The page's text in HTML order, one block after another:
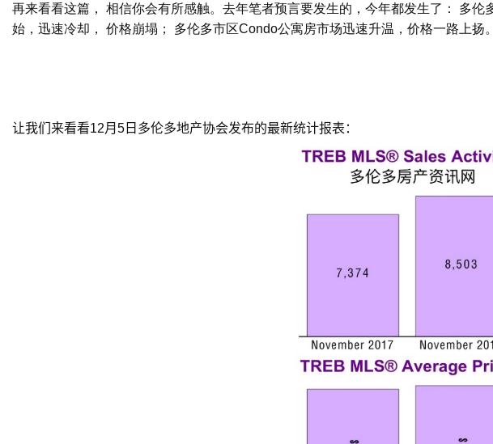
再来看看这篇， 相信你会有所感触。去年笔者预言要发生的，今年都发生了： 多伦
始，迅速冷却， 价格崩塌； 多伦多市区Condo公寓房市场迅速升温，价格一路上扬。
让我们来看看12月 5 日多伦多地产协会发布的最新统计报表：